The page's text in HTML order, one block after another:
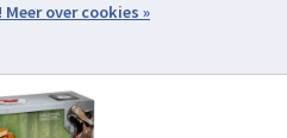
Items
Meer over cookies »